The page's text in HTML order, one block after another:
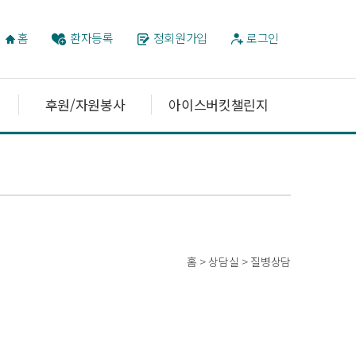
홈 환자등록 정회원가입 로그인
후원/자원봉사 아이스버킷챌린지
홈 > 상담실 > 질병상담